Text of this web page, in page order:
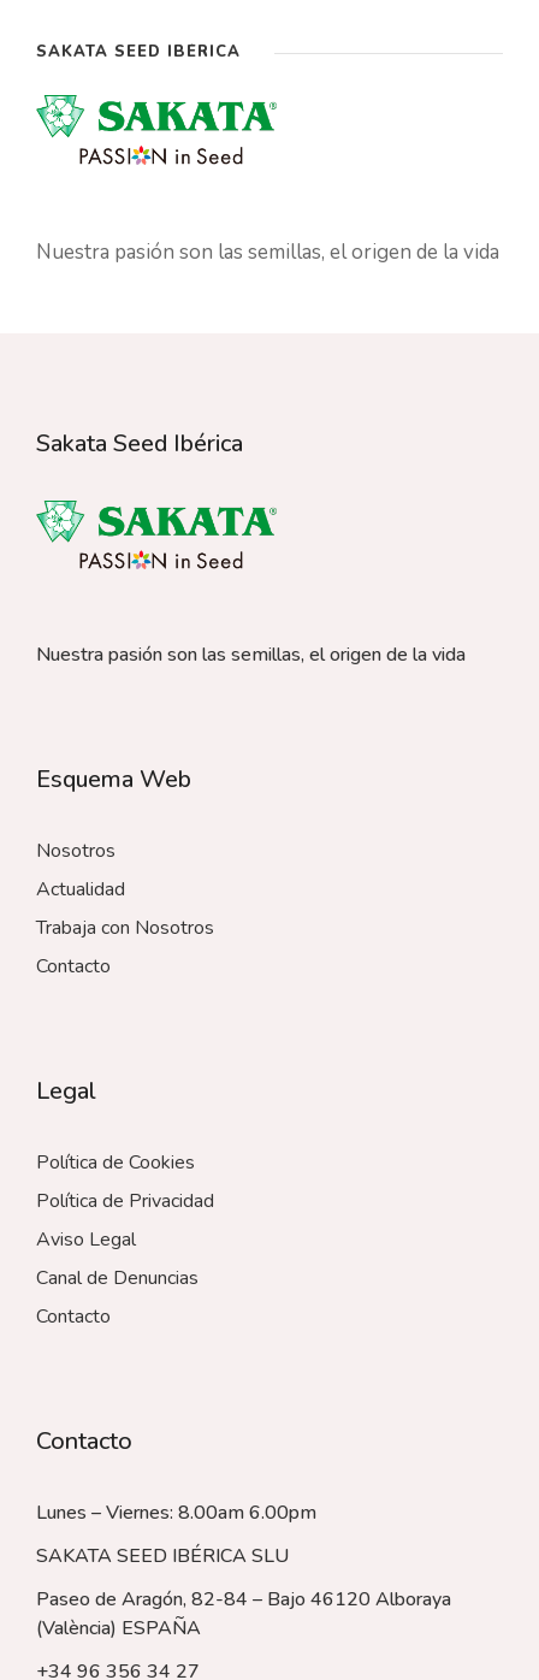
SAKATA SEED IBÉRICA
Nuestra pasión son las semillas, el origen de la vida
Sakata Seed Ibérica
Nuestra pasión son las semillas, el origen de la vida
Esquema Web
Nosotros
Actualidad
Trabaja con Nosotros
Contacto
Legal
Política de Cookies
Política de Privacidad
Aviso Legal
Canal de Denuncias
Contacto
Contacto
Lunes – Viernes: 8.00am 6.00pm
SAKATA SEED IBÉRICA SLU
Paseo de Aragón, 82-84 – Bajo 46120 Alboraya
(València) ESPAÑA
+34 96 356 34 27